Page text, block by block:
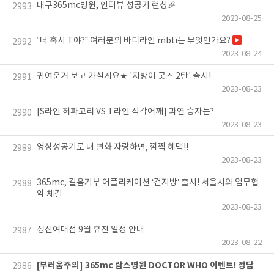
2993 대구365mc병원, 인터뷰 성공기 런칭🎉
2023-08-25
2992 “너 혹시 T야?” 여러분의 바디라인 mbti는 무엇인가요?
2023-08-24
2991 귀여운거 보고 가실게요★ '지방이 굿즈 2탄' 출시!
2023-08-23
2990 [S라인 허파고리 VS T라인 직각어깨] 과연 승자는?
2023-08-23
2989 영상성공기로 내 변화 자랑하면, 깜짝 혜택!!
2023-08-23
2988
365mc, 걸음기부 어플리케이션 ‘걷지방’ 출시! 서울시와 업무협
약 체결
2023-08-23
2987 성신여대점 9월 휴진 일정 안내
2023-08-22
2986
[부러움주의] 365mc 람스병원 DOCTOR WHO 이벤트! 정답